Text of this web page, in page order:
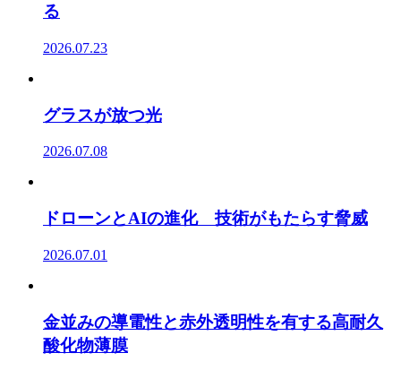
る
2026.07.23
グラスが放つ光
2026.07.08
ドローンとAIの進化 技術がもたらす脅威
2026.07.01
金並みの導電性と赤外透明性を有する高耐久
酸化物薄膜